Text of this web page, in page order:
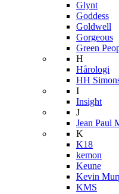
Glynt
Goddess
Goldwell
Gorgeous
Green
H
Hårologi
HH
I
Insight
J
Jean Paul
K
K18
kemon
Keune
Kevin
KMS